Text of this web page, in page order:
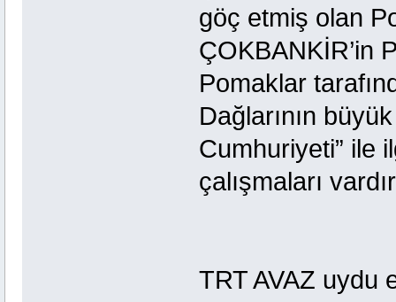
göç etmiş olan
ÇOKBANKİR’in
Pomaklar
Dağlarının
Cumhuriyeti” ile
çalışmaları
TRT AVAZ uydu